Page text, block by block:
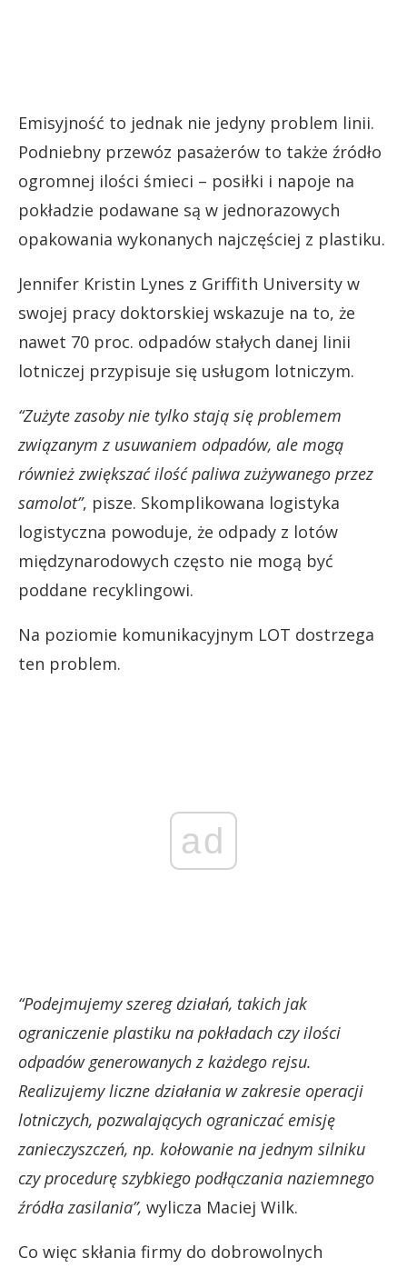
Emisyjność to jednak nie jedyny problem linii.
Podniebny przewóz pasażerów to także źródło
ogromnej ilości śmieci – posiłki i napoje na
pokładzie podawane są w jednorazowych
opakowania wykonanych najczęściej z plastiku.
Jennifer Kristin Lynes z Griffith University w
swojej pracy doktorskiej wskazuje na to, że
nawet 70 proc. odpadów stałych danej linii
lotniczej przypisuje się usługom lotniczym.
“Zużyte zasoby nie tylko stają się problemem
związanym z usuwaniem odpadów, ale mogą
również zwiększać ilość paliwa zużywanego przez
samolot”, pisze. Skomplikowana logistyka
logistyczna powoduje, że odpady z lotów
międzynarodowych często nie mogą być
poddane recyklingowi.
Na poziomie komunikacyjnym LOT dostrzega
ten problem.
ad
“Podejmujemy szereg działań, takich jak
ograniczenie plastiku na pokładach czy ilości
odpadów generowanych z każdego rejsu.
Realizujemy liczne działania w zakresie operacji
lotniczych, pozwalających ograniczać emisję
zanieczyszczeń, np. kołowanie na jednym silniku
czy procedurę szybkiego podłączania naziemnego
źródła zasilania”, wylicza Maciej Wilk.
Co więc skłania firmy do dobrowolnych